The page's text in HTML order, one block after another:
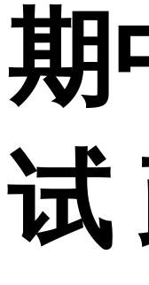
期
试